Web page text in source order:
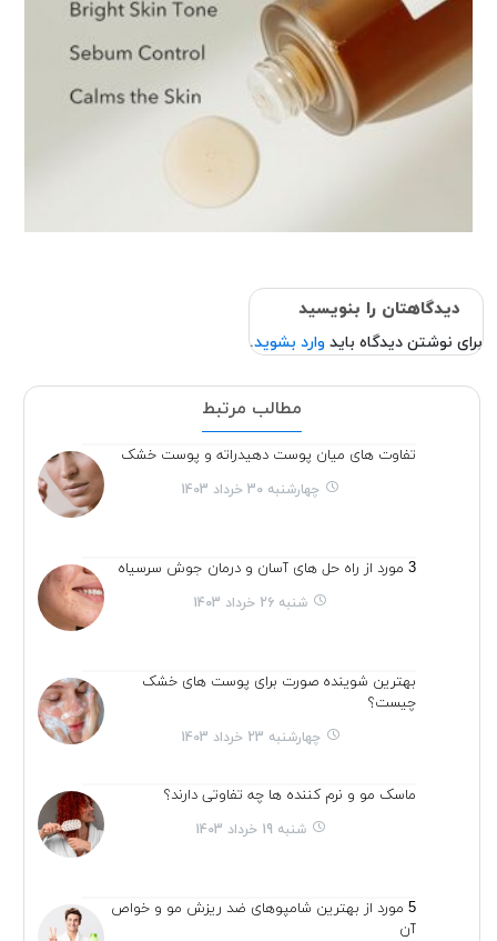
دیدگاهتان را بنویسید
برای نوشتن دیدگاه باید وارد بشوید.
مطالب مرتبط
تفاوت های میان پوست دهیدراته و پوست خشک
چهارشنبه 30 خرداد 1403
3 مورد از راه حل های آسان و درمان جوش سرسیاه
شنبه 26 خرداد 1403
بهترین شوینده صورت برای پوست های خشک
چیست؟
چهارشنبه 23 خرداد 1403
ماسک مو و نرم کننده ها چه تفاوتی دارند؟
شنبه 19 خرداد 1403
5 مورد از بهترین شامپوهای ضد ریزش مو و خواص
آن